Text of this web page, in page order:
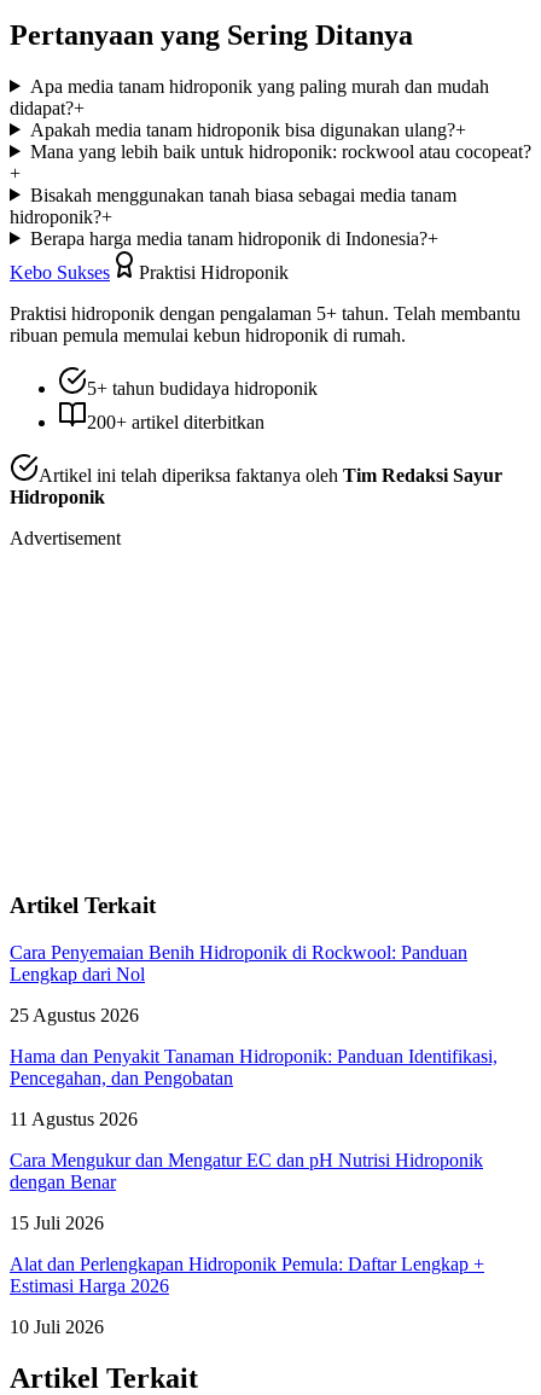
Pertanyaan yang Sering Ditanya
Apa media tanam hidroponik yang paling murah dan mudah
didapat?+
Apakah media tanam hidroponik bisa digunakan ulang?+
Mana yang lebih baik untuk hidroponik: rockwool atau cocopeat?
+
Bisakah menggunakan tanah biasa sebagai media tanam
hidroponik?+
Berapa harga media tanam hidroponik di Indonesia?+
Kebo Sukses
Praktisi Hidroponik
Praktisi hidroponik dengan pengalaman 5+ tahun. Telah membantu
ribuan pemula memulai kebun hidroponik di rumah.
5+ tahun budidaya hidroponik
200+ artikel diterbitkan
Artikel ini telah diperiksa faktanya oleh Tim Redaksi Sayur
Hidroponik
Advertisement
Artikel Terkait
Cara Penyemaian Benih Hidroponik di Rockwool: Panduan
Lengkap dari Nol
25 Agustus 2026
Hama dan Penyakit Tanaman Hidroponik: Panduan Identifikasi,
Pencegahan, dan Pengobatan
11 Agustus 2026
Cara Mengukur dan Mengatur EC dan pH Nutrisi Hidroponik
dengan Benar
15 Juli 2026
Alat dan Perlengkapan Hidroponik Pemula: Daftar Lengkap +
Estimasi Harga 2026
10 Juli 2026
Artikel Terkait